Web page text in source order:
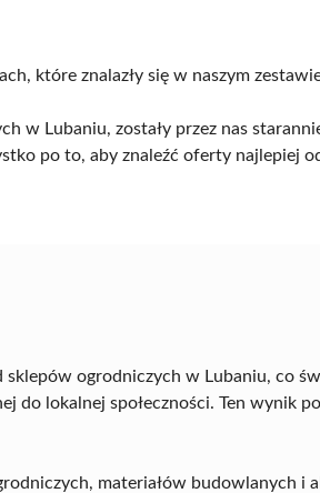
które znalazły się w naszym
w Lubaniu, zostały przez nas
po to, aby znaleźć oferty najlepiej
sklepów ogrodniczych w Lubaniu, co
do lokalnej społeczności. Ten wynik
materiałów budowlanych i